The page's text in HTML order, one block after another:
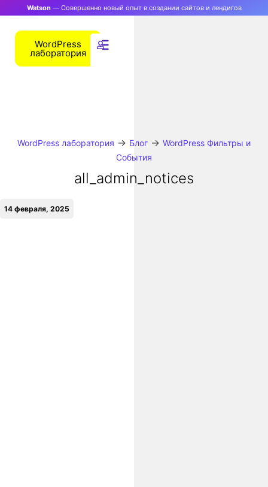
Watson— Совершенно новый опыт в создании сайтов и лендигов
WordPress
лаборатория
WordPress лаборатория → Блог → WordPress Фильтры и
События
all_admin_notices
14 февраля, 2025